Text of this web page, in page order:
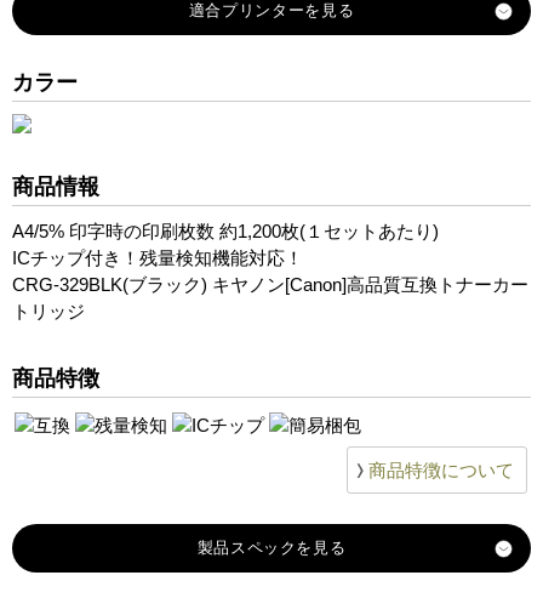
カラー
商品情報
A4/5% 印字時の印刷枚数 約1,200枚(１セットあたり)
ICチップ付き！残量検知機能対応！
CRG-329BLK(ブラック) キヤノン[Canon]高品質互換トナーカー
トリッジ
商品特徴
商品特徴について
製品スペック